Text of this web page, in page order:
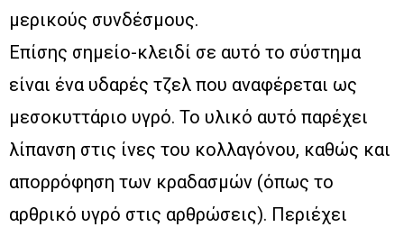
μερικούς συνδέσμους.
Επίσης σημείο-κλειδί σε αυτό το σύστημα
είναι ένα υδαρές τζελ που αναφέρεται ως
μεσοκυττάριο υγρό. Το υλικό αυτό παρέχει
λίπανση στις ίνες του κολλαγόνου, καθώς και
απορρόφηση των κραδασμών (όπως το
αρθρικό υγρό στις αρθρώσεις). Περιέχει